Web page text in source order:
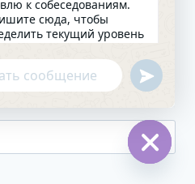
к собеседованиям.
сюда, чтобы
текущий уровень
и составить
план
Какова главная цель
языка на